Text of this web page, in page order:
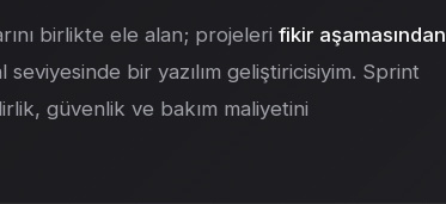
birlikte ele alan; projeleri fikir aşamasından
bir yazılım geliştiricisiyim. Sprint
güvenlik ve bakım maliyetini